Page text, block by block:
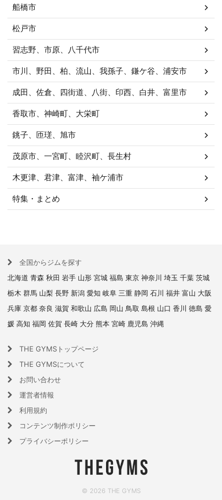
船橋市
松戸市
習志野、市原、八千代市
市川、野田、柏、流山、我孫子、鎌ケ谷、浦安市
成田、佐倉、四街道、八街、印西、白井、富里市
香取市、神崎町、大栄町
銚子、匝瑳、旭市
茂原市、一宮町、睦沢町、長生村
木更津、君津、富津、袖ケ浦市
特集・まとめ
全国からジムを探す
北海道 青森 秋田 岩手 山形 宮城 福島 東京 神奈川 埼玉 千葉 茨城
栃木 群馬 山梨 長野 新潟 愛知 岐阜 三重 静岡 石川 福井 富山 大阪
兵庫 京都 奈良 滋賀 和歌山 広島 岡山 鳥取 島根 山口 香川 徳島 愛
媛 高知 福岡 佐賀 長崎 大分 熊本 宮崎 鹿児島 沖縄
THE GYMSトップページ
THE GYMSについて
お問い合わせ
運営者情報
利用規約
コンテンツ制作ポリシー
プライバシーポリシー
© 2026 THE GYMS